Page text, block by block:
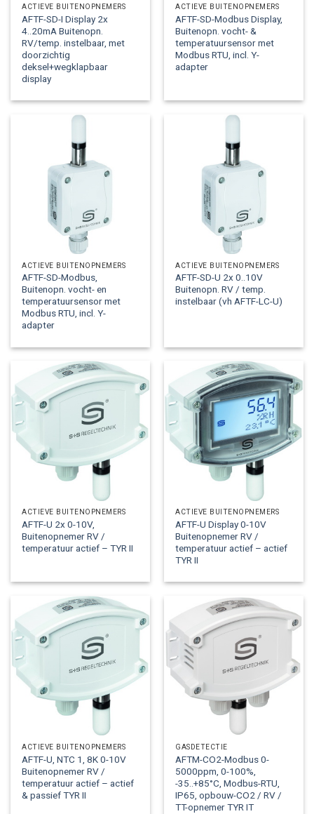
ACTIEVE BUITENOPNEMERS
AFTF-SD-I Display 2x
4..20mA Buitenopn.
RV/temp. instelbaar, met
doorzichtig
deksel+wegklapbaar
display
ACTIEVE BUITENOPNEMERS
AFTF-SD-Modbus Display,
Buitenopn. vocht- &
temperatuursensor met
Modbus RTU, incl. Y-
adapter
ACTIEVE BUITENOPNEMERS
AFTF-SD-Modbus,
Buitenopn. vocht- en
temperatuursensor met
Modbus RTU, incl. Y-
adapter
ACTIEVE BUITENOPNEMERS
AFTF-SD-U 2x 0..10V
Buitenopn. RV / temp.
instelbaar (vh AFTF-LC-U)
ACTIEVE BUITENOPNEMERS
AFTF-U 2x 0-10V,
Buitenopnemer RV /
temperatuur actief – TYR II
ACTIEVE BUITENOPNEMERS
AFTF-U Display 0-10V
Buitenopnemer RV /
temperatuur actief – actief
TYR II
ACTIEVE BUITENOPNEMERS
AFTF-U, NTC 1, 8K 0-10V
Buitenopnemer RV /
temperatuur actief – actief
& passief TYR II
GASDETECTIE
AFTM-CO2-Modbus 0-
5000ppm, 0-100%,
-35..+85°C, Modbus-RTU,
IP65, opbouw-CO2 / RV /
TT-opnemer TYR IT